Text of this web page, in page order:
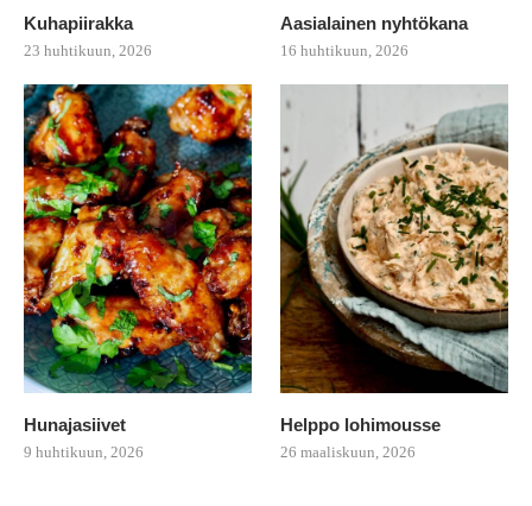
Kuhapiirakka
23 huhtikuun, 2026
Aasialainen nyhtökana
16 huhtikuun, 2026
Hunajasiivet
9 huhtikuun, 2026
Helppo lohimousse
26 maaliskuun, 2026